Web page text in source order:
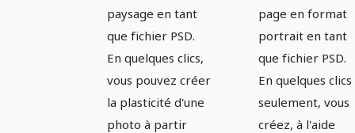
paysage en tant
que fichier PSD.
En quelques clics,
vous pouvez créer
la plasticité d'une
photo à partir
page en format
portrait en tant
que fichier PSD.
En quelques clics
seulement, vous
créez, à l'aide